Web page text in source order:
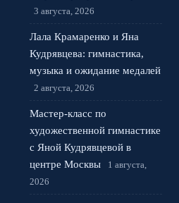
3 августа, 2026
Лала Крамаренко и Яна
Кудрявцева: гимнастика,
музыка и ожидание медалей
2 августа, 2026
Мастер-класс по
художественной гимнастике
с Яной Кудрявцевой в
центре Москвы
1 августа,
2026